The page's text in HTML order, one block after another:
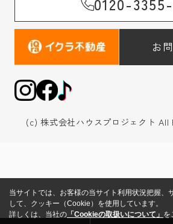
お
(c) 株式会社ハウスプロジェクト
当サイトでは、お客様の当サイト利用状況把握、
して、クッキー（Cookie）を使用しています。
詳しくは、当社の 「Cookieの取扱いについて」 を